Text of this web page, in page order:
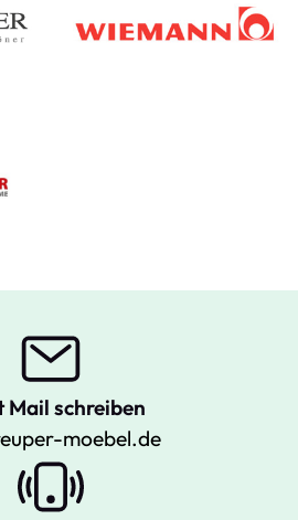
Mail schreiben
moebel.de